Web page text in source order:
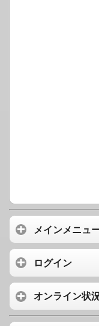
メインメニュ
ログイン
オンライン状